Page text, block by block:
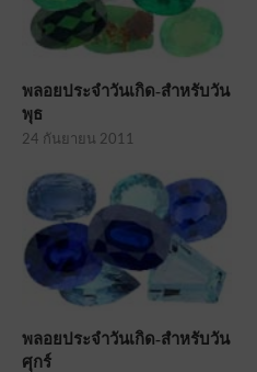
พลอยประจำวันเกิด-สำหรับวัน
พุธ
24 กันยายน 2011
พลอยประจำวันเกิด-สำหรับวัน
ศุกร์